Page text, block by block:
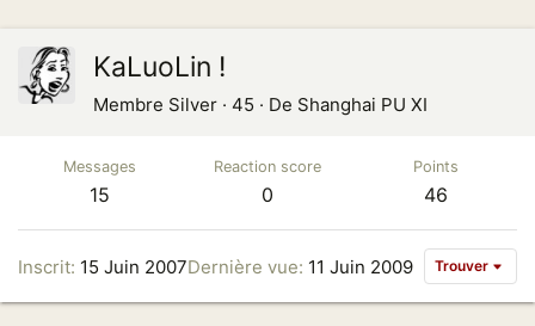
KaLuoLin !
Membre Silver · 45 · De Shanghai PU XI
Messages
15
Reaction score
0
Points
46
Inscrit 15 Juin 2007Dernière vue 11 Juin 2009 Trouver